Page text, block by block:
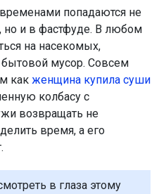
попадаются не
но и в фастфуде. В любом
на насекомых,
бытовой мусор. Совсем
как женщина купила суши
колбасу с
возвращать не
время, а его
в глаза этому